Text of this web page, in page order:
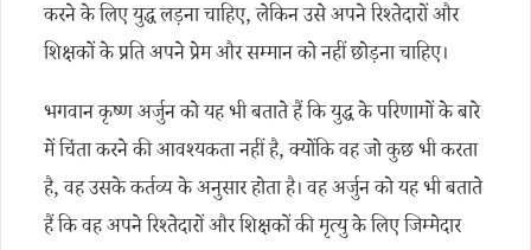
करने के लिए युद्ध लड़ना चाहिए, लेकिन उसे अपने रिश्तेदारों और
शिक्षकों के प्रति अपने प्रेम और सम्मान को नहीं छोड़ना चाहिए।
भगवान कृष्ण अर्जुन को यह भी बताते हैं कि युद्ध के परिणामों के बारे
में चिंता करने की आवश्यकता नहीं है, क्योंकि वह जो कुछ भी करता
है, वह उसके कर्तव्य के अनुसार होता है। वह अर्जुन को यह भी बताते
हैं कि वह अपने रिश्तेदारों और शिक्षकों की मृत्यु के लिए जिम्मेदार